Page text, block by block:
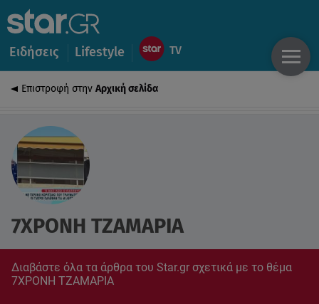
Ειδήσεις Lifestyle
Επιστροφή στην Αρχική σελίδα
7ΧΡΟΝΗ ΤΖΑΜΑΡΙΑ
Διαβάστε όλα τα άρθρα του Star.gr σχετικά με το θέμα
7ΧΡΟΝΗ ΤΖΑΜΑΡΙΑ